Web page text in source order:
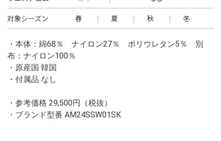
対象シーズン 春 夏 秋 冬
・本体：綿68％ ナイロン27％ ポリウレタン5％ 別
布：ナイロン100％
・原産国 韓国
・付属品 なし
・参考価格 29,500円（税抜）
・ブランド型番 AM24SSW01SK